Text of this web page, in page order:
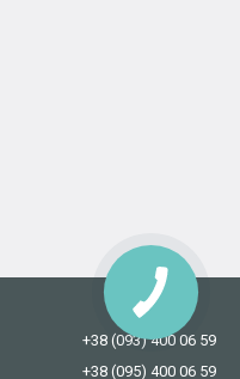
+38 (093) 400 06 59
+38 (095) 400 06 59